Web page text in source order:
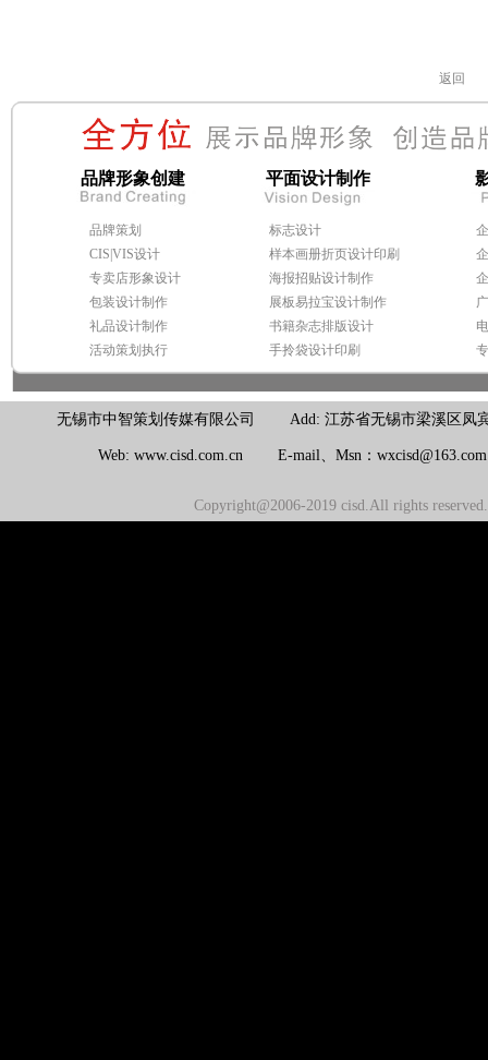
返回
品牌形象创建 平面设计制作
品牌策划
CIS|VIS设计
专卖店形象设计
包装设计制作
礼品设计制作
活动策划执行
标志设计
样本画册折页设计印刷
海报招贴设计制作
展板易拉宝设计制作
书籍杂志排版设计
手拎袋设计印刷
无锡市中智策划传媒有限公司 Add: 江苏省无锡市梁溪区凤
Web: www.cisd.com.cn E-mail、Msn：
Copyright@2006-2019 cisd.All rights